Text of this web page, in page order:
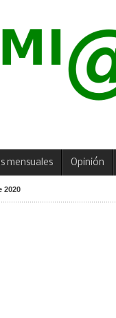
mensuales Opinión
2020